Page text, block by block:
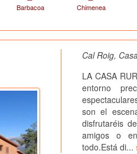
Barbacoa Chimenea
Cal Roig,
LA CASA
entorno
son el
disfrutaréis
amigos o
todo.Está di...